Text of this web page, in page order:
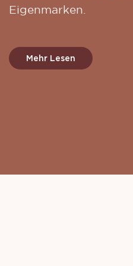
Eigenmarken.
Mehr Lesen